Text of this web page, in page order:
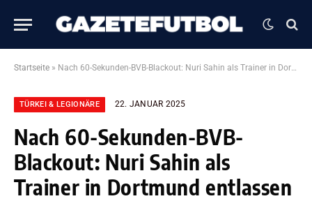
Startseite » Nach 60-Sekunden-BVB-Blackout: Nuri Sahin als Trainer in Dortmund entlassen
TÜRKEI & LEGIONÄRE 22. JANUAR 2025
Nach 60-Sekunden-BVB-
Blackout: Nuri Sahin als
Trainer in Dortmund entlassen